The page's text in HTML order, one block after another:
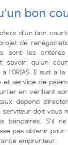
bon
d'un bon
de
sont les
savoir qu'un
l'ORIAS. Il suit à
et service de
en vérifiant
dépend
serviteur doit vous
bancaires. S'il
pas obtenir
emprunteur.